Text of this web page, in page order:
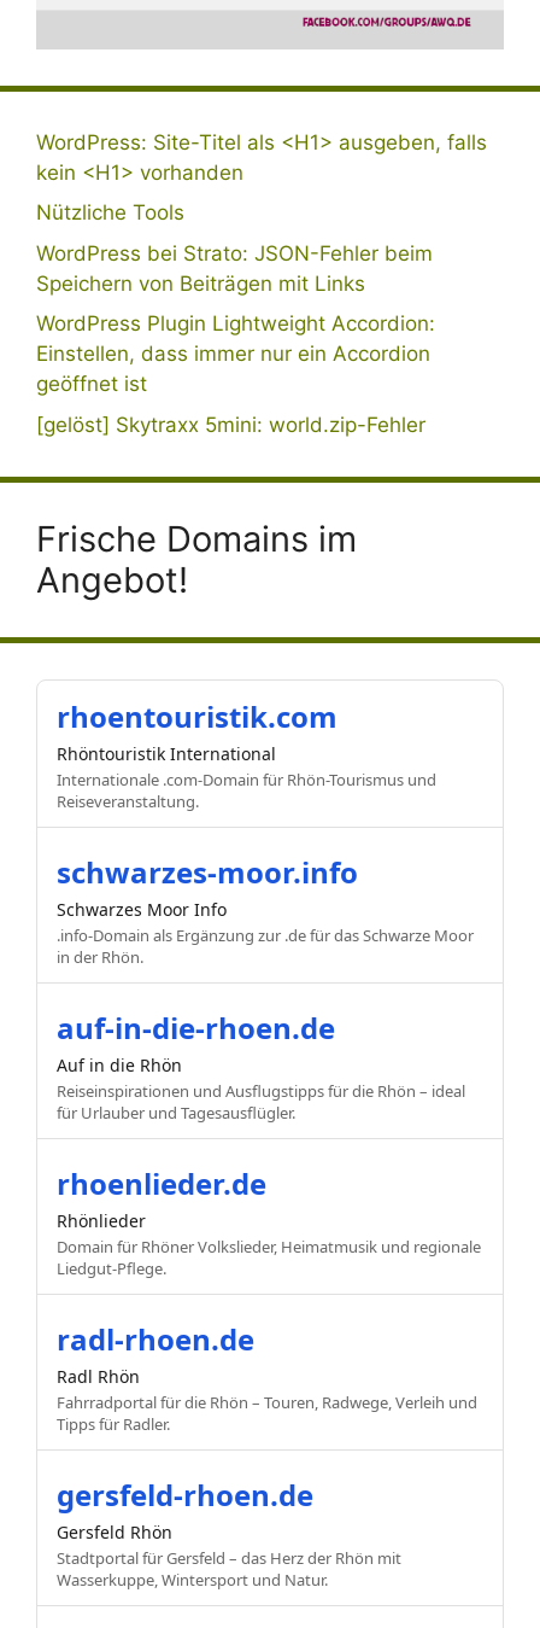
WordPress: Site-Titel als <H1> ausgeben, falls
kein <H1> vorhanden
Nützliche Tools
WordPress bei Strato: JSON-Fehler beim
Speichern von Beiträgen mit Links
WordPress Plugin Lightweight Accordion:
Einstellen, dass immer nur ein Accordion
geöffnet ist
[gelöst] Skytraxx 5mini: world.zip-Fehler
Frische Domains im
Angebot!
rhoentouristik.com
Rhöntouristik International
Internationale .com-Domain für Rhön-Tourismus und
Reiseveranstaltung.
schwarzes-moor.info
Schwarzes Moor Info
.info-Domain als Ergänzung zur .de für das Schwarze Moor
in der Rhön.
auf-in-die-rhoen.de
Auf in die Rhön
Reiseinspirationen und Ausflugstipps für die Rhön – ideal
für Urlauber und Tagesausflügler.
rhoenlieder.de
Rhönlieder
Domain für Rhöner Volkslieder, Heimatmusik und regionale
Liedgut-Pflege.
radl-rhoen.de
Radl Rhön
Fahrradportal für die Rhön – Touren, Radwege, Verleih und
Tipps für Radler.
gersfeld-rhoen.de
Gersfeld Rhön
Stadtportal für Gersfeld – das Herz der Rhön mit
Wasserkuppe, Wintersport und Natur.